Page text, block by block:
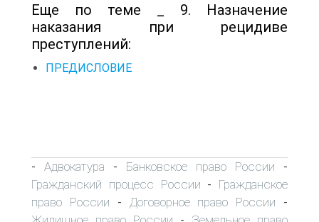
Еще по теме _ 9. Назначение
наказания при рецидиве
преступлений:
ПРЕДИСЛОВИЕ
- Адвокатура - Банковское право России -
Гражданский процесс России - Гражданское
право России - Договорное право России -